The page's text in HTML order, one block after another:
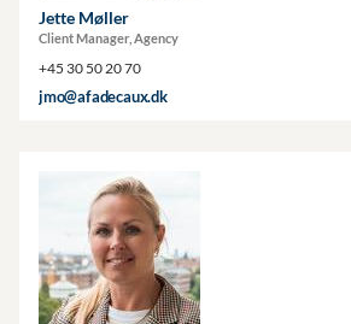
Jette Møller
Client Manager, Agency
+45 30 50 20 70
jmo@afadecaux.dk